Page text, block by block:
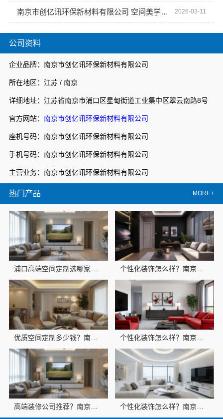
公司资料
企业品牌：南京市创亿讯环保新材料有限公司
所在地区：江苏 / 南京
详细地址：江苏省南京市浦口区星甸街道工业集中区翠云南路8号
官方网站： 南京市创亿讯环保新材料有限公司
座机号码：南京市创亿讯环保新材料有限公司
手机号码：南京市创亿讯环保新材料有限公司
主营业务：南京市创亿讯环保新材料有限公司
热门产品 MORE+
优质空间定制多少钱？南京市创亿讯透明报价
高端装修公司推荐？南京市创亿讯
南京市创亿讯环保新材料有限公司 空间美学工厂匠心呈现 2026-03-11